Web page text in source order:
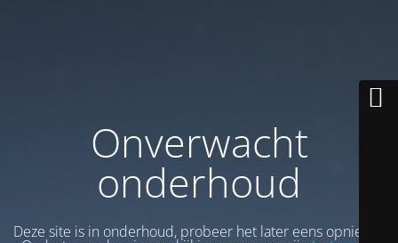
Onverwacht
onderhoud
Deze site is in onderhoud, probeer het later eens opnieuw.